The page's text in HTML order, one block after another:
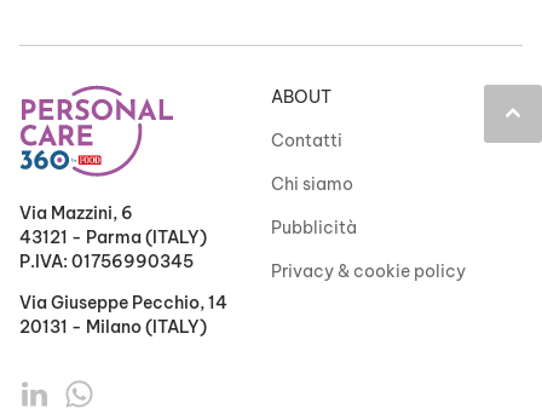
keyboard_arrow_up
Via Mazzini, 6
43121 - Parma (ITALY)
P.IVA: 01756990345
Via Giuseppe Pecchio, 14
20131 - Milano (ITALY)
ABOUT
Contatti
Chi siamo
Pubblicità
Privacy & cookie policy